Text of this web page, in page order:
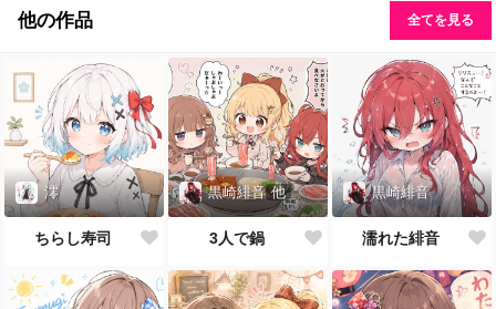
他の作品 全てを見る
澪
ちらし寿司
黒崎緋音 他
3人で鍋
黒崎緋音
濡れた緋音